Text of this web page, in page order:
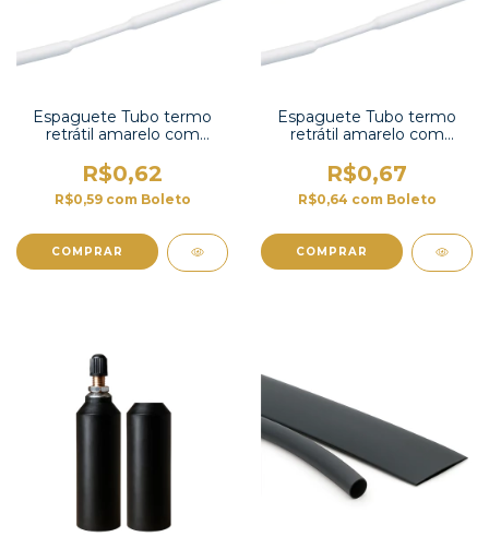
Espaguete Tubo termo
retrátil amarelo com
2,5YW
R$0,62
R$0,59 com Boleto
COMPRAR
Espaguete Tubo termo
retrátil amarelo com
1,5YW
R$0,67
R$0,64 com Boleto
COMPRAR